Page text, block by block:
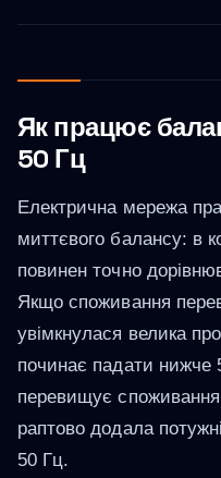
Як працює
50 Гц
Електрична мережа
миттєвого балансу: в
повинен точно
Якщо споживання
увімкнулася велика
починає падати нижче
перевищує
раптово додала
50 Гц.